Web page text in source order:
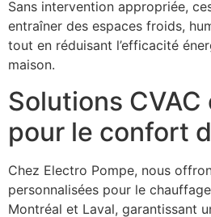
Sans intervention appropriée,
entraîner des espaces froids,
tout en réduisant l’efficacité
maison.
Solutions
pour le confort
Chez Electro Pompe, nous
personnalisées pour le
Montréal et Laval, garantissant